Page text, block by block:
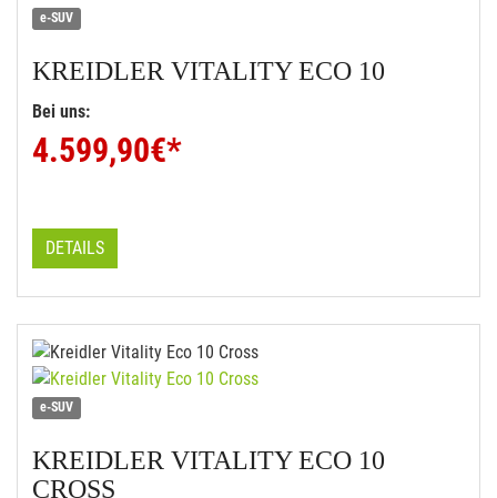
e-SUV
KREIDLER VITALITY ECO 10
Bei uns:
4.599,90€*
DETAILS
e-SUV
KREIDLER VITALITY ECO 10
CROSS